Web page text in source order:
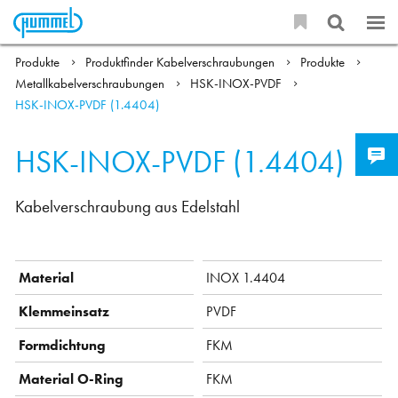
Produkte Produktfinder Kabelverschraubungen
Produkte
Metallkabelverschraubungen
HSK-INOX-PVDF
HSK-INOX-PVDF (1.4404)
HSK-INOX-PVDF (1.4404)
Kabelverschraubung aus Edelstahl
Material
INOX 1.4404
Klemmeinsatz
PVDF
Formdichtung
FKM
Material O-Ring
FKM